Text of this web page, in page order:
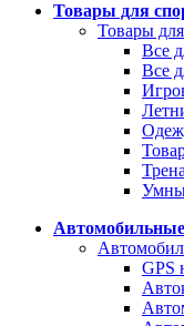
Товары для
Товары
Все
Все
GPS